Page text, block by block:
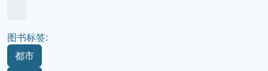
图书标签:
都市